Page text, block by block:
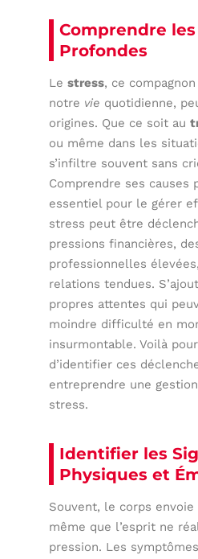
Comprendre les
Profondes
Lestress, ce
notre vie quotidienne,
origines. Que ce soit au
ou même dans les
s’infiltre souvent sans
Comprendre ses causes
essentiel pour le gérer
stress peut être
pressions financières,
professionnelles
relations tendues.
propres attentes qui
moindre difficulté en
insurmontable. Voilà
d’identifier ces
entreprendre une
stress.
Identifier les
Physiques et
Souvent, le corps envoie
même que l’esprit ne
pression. Les